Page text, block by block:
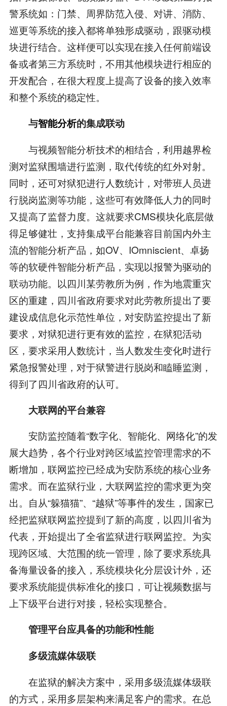
警系统如：门禁、周界防范入侵、对讲、消防、
巡更等系统的接入都将单独形成驱动，跟驱动模
块进行结合。这样便可以实现在接入任何前端设
备或者第三方系统时，不用其他模块进行相应的
开发配合，在很大程度上提高了设备的接入效率
和整个系统的稳定性。
与智能分析的集成联动
与视频智能分析技术的相结合，利用越界检
测对监狱围墙进行监测，取代传统的红外对射。
同时，还可对狱犯进行人数统计，对带班人员进
行脱岗监测等功能，这些可有效降低人力的同时
又提高了监督力度。这就要求CMS模块化底层做
得足够健壮，支持集成平台能兼容目前国内外主
流的智能分析产品，如OV、IOmniscient、卓扬
等的软硬件智能分析产品，实现以报警为驱动的
联动功能。以四川某劳教所为例，作为地震重灾
区的重建，四川省政府要求对此劳教所提出了要
建设成信息化示范性单位，对安防监控提出了新
要求，对狱犯进行更有效的监控，在狱犯活动
区，要求采用人数统计，当人数发生变化时进行
紧急报警处理，对于狱警进行脱岗和瞌睡监测，
得到了四川省政府的认可。
大联网的平台兼容
安防监控随着“数字化、智能化、网络化”的发
展大趋势，各个行业对跨区域监控管理需求的不
断增加，联网监控已经成为安防系统的核心业务
需求。而在监狱行业，大联网监控的需求更为突
出。自从“躲猫猫”、“越狱”等事件的发生，国家已
经把监狱联网监控提到了新的高度，以四川省为
代表，开始提出了全省监狱进行联网监控。为实
现跨区域、大范围的统一管理，除了要求系统具
备海量设备的接入，系统模块化分层设计外，还
要求系统能提供标准化的接口，可让视频数据与
上下级平台进行对接，轻松实现整合。
管理平台应具备的功能和性能
多级流媒体级联
在监狱的解决方案中，采用多级流媒体级联
的方式，采用多层架构来满足客户的需求。在总